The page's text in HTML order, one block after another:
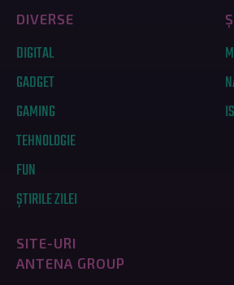
DIVERSE
DIGITAL
GADGET
GAMING
TEHNOLOGIE
FUN
ȘTIRILE ZILEI
SITE-URI
ANTENA GROUP